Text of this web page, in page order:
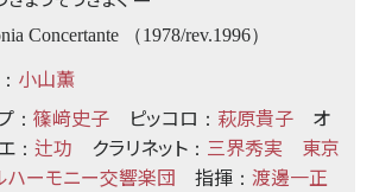
Concertante （1978/rev.1996）
小山薫
： 篠﨑史子 ピッコロ ： 萩原貴子
オ
： 辻功 クラリネット ： 三界秀実
東京
ハーモニー交響楽団
指揮 ： 渡邊一正